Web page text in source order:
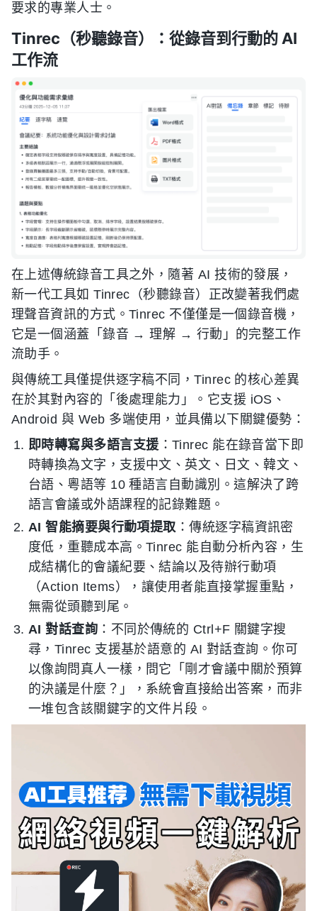
要求的專業人士。
Tinrec（秒聽錄音）：從錄音到行動的 AI
工作流
在上述傳統錄音工具之外，隨著 AI 技術的發展，
新一代工具如 Tinrec（秒聽錄音）正改變著我們處
理聲音資訊的方式。Tinrec 不僅僅是一個錄音機，
它是一個涵蓋「錄音 → 理解 → 行動」的完整工作
流助手。
與傳統工具僅提供逐字稿不同，Tinrec 的核心差異
在於其對內容的「後處理能力」。它支援 iOS、
Android 與 Web 多端使用，並具備以下關鍵優勢：
即時轉寫與多語言支援 ：Tinrec 能在錄音當下即
時轉換為文字，支援中文、英文、日文、韓文、
台語、粵語等 10 種語言自動識別。這解決了跨
語言會議或外語課程的記錄難題。
AI 智能摘要與行動項提取 ：傳統逐字稿資訊密
度低，重聽成本高。Tinrec 能自動分析內容，生
成結構化的會議紀要、結論以及待辦行動項
（Action Items），讓使用者能直接掌握重點，
無需從頭聽到尾。
AI 對話查詢 ：不同於傳統的 Ctrl+F 關鍵字搜
尋，Tinrec 支援基於語意的 AI 對話查詢。你可
以像詢問真人一樣，問它「剛才會議中關於預算
的決議是什麼？」，系統會直接給出答案，而非
一堆包含該關鍵字的文件片段。